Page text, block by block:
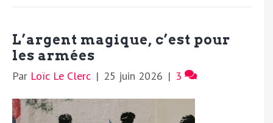
L’argent magique, c’est pour
les armées
Par Loïc Le Clerc | 25 juin 2026 | 3